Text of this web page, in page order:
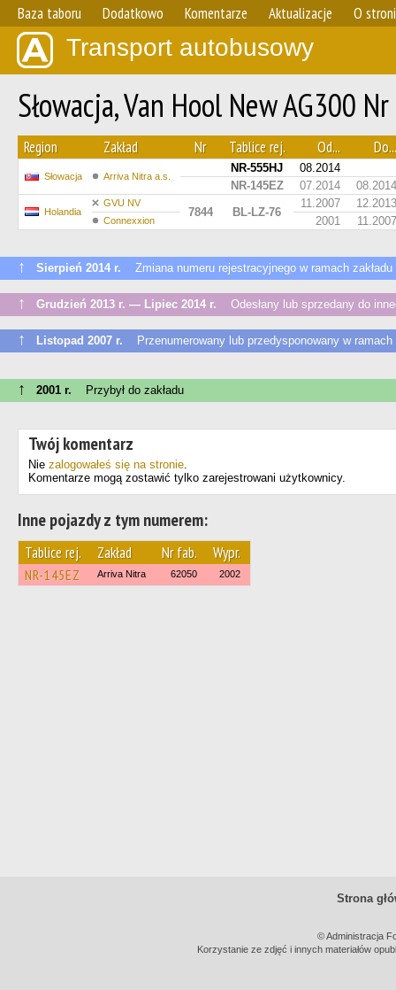
Baza taboru Dodatkowo Komentarze Aktualizacje O
Transport autobusowy
Słowacja, Van Hool New AG300
Region Zakład Nr Tablice rej. Od... Do...
Słowacja Arriva Nitra a.s.
NR-555HJ
08.2014
NR-145EZ
07.2014 08.2014
Holandia
GVU NV
7844 BL-LZ-76
11.2007 12.2013
Connexxion 2001 11.2007
↑ Sierpień 2014 r. Zmiana numeru rejestracyjnego w ramach zakładu
↑ Grudzień 2013 r. — Lipiec 2014 r. Odesłany lub sprzedany do
↑ Listopad 2007 r. Przenumerowany lub przedysponowany w ramach
↑ 2001 r. Przybył do zakładu
Twój komentarz
Nie zalogowałeś się na stronie.
Komentarze mogą zostawić tylko zarejestrowani użytkownicy.
Inne pojazdy z tym numerem:
Tablice rej. Zakład Nr fab. Wypr.
NR-145EZ Arriva Nitra 62050 2002
Strona
© Administracja
Korzystanie ze zdjęć i innych materiałów